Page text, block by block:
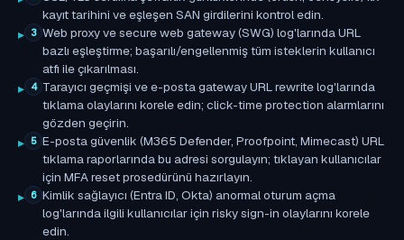
kayıt tarihini ve eşleşen SAN girdilerini kontrol edin.
3 Web proxy ve secure web gateway (SWG) log'larında URL
bazlı eşleştirme; başarılı/engellenmiş tüm isteklerin kullanıcı
atfı ile çıkarılması.
4 Tarayıcı geçmişi ve e-posta gateway URL rewrite log'larında
tıklama olaylarını korele edin; click-time protection alarmlarını
gözden geçirin.
5 E-posta güvenlik (M365 Defender, Proofpoint, Mimecast) URL
tıklama raporlarında bu adresi sorgulayın; tıklayan kullanıcılar
için MFA reset prosedürünü hazırlayın.
6 Kimlik sağlayıcı (Entra ID, Okta) anormal oturum açma
log'larında ilgili kullanıcılar için risky sign-in olaylarını korele
edin.